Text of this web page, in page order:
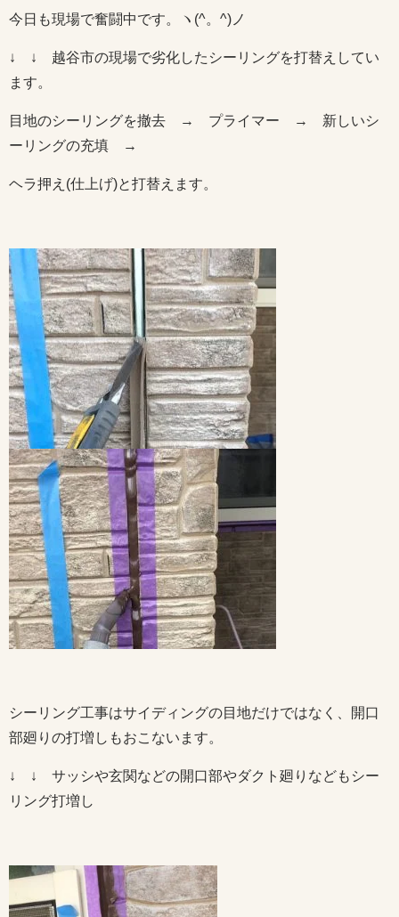
今日も現場で奮闘中です。ヽ(^。^)ノ
↓ ↓ 越谷市の現場で劣化したシーリングを打替えしてい
ます。
目地のシーリングを撤去 → プライマー → 新しいシ
ーリングの充填 →
ヘラ押え(仕上げ)と打替えます。
シーリング工事はサイディングの目地だけではなく、開口
部廻りの打増しもおこないます。
↓ ↓ サッシや玄関などの開口部やダクト廻りなどもシー
リング打増し